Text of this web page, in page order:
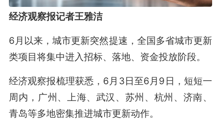
经济观察报记者王雅洁
6月以来，城市更新突然提速，全国多省城市更新
类项目将集中进入招标、落地、资金投放阶段。
经济观察报梳理获悉，6月3日至6月9日，短短一
周内，广州、上海、武汉、苏州、杭州、济南、
青岛等多地密集推进城市更新动作。